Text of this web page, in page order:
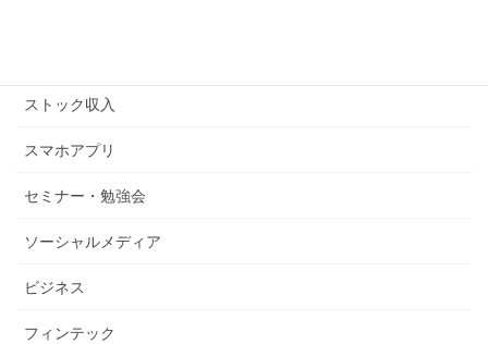
ストック収入
スマホアプリ
セミナー・勉強会
ソーシャルメディア
ビジネス
フィンテック